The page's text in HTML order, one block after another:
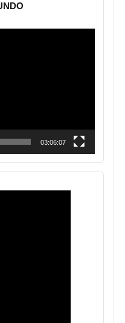
03:06:07